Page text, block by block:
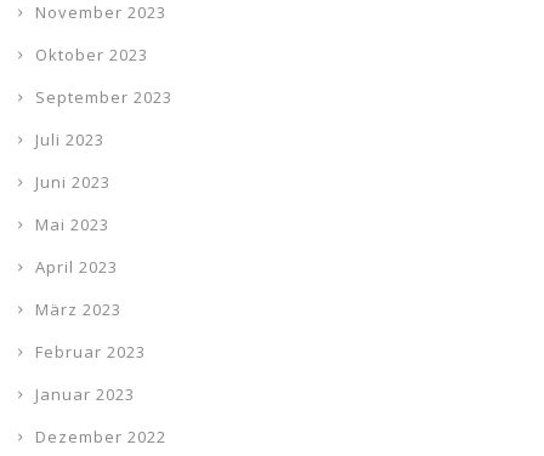
November 2023
Oktober 2023
September 2023
Juli 2023
Juni 2023
Mai 2023
April 2023
März 2023
Februar 2023
Januar 2023
Dezember 2022